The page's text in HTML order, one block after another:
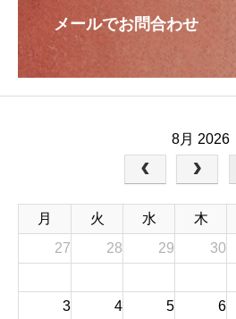
メールでお問合わせ
8月 2026
月 火 水 木
27
28 29 30
3 4 5 6